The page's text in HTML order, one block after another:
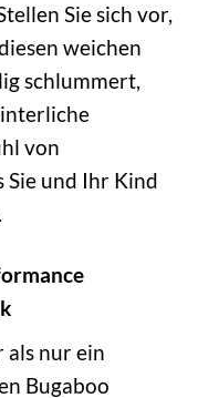
Sie sich vor,
weichen
schlummert,
von
Sie und Ihr Kind
als nur ein
Bugaboo